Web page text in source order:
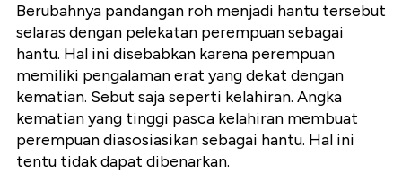
Berubahnya pandangan roh menjadi hantu tersebut
selaras dengan pelekatan perempuan sebagai
hantu. Hal ini disebabkan karena perempuan
memiliki pengalaman erat yang dekat dengan
kematian. Sebut saja seperti kelahiran. Angka
kematian yang tinggi pasca kelahiran membuat
perempuan diasosiasikan sebagai hantu. Hal ini
tentu tidak dapat dibenarkan.